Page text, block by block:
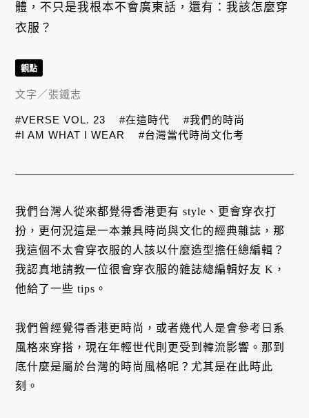
體，不只是我根本不會廣東話，還有：我該怎麼穿
衣服？
我們台灣人從來都覺得香港更有 style、更會穿衣打
扮，更何況這是一本兼具時尚與文化的經典雜誌，那
我這個不太會穿衣服的人該以什麼造型擔任總編輯？
我認真地請教一位很會穿衣服的雜誌總編輯好友 K，
他給了一些 tips。
我們曾經覺得香港更時尚，或者幾代人是會參考日系
風格來穿搭，現在年輕世代則更受到韓流影響。那到
底什麼是屬於台灣的時尚風格呢？尤其是在此時此
刻。
觀點
文字／張鐵志
#VERSE VOL. 23 #在這時代
#我們的時尚
#I AM WHAT I WEAR
#台灣當代時尚文化考